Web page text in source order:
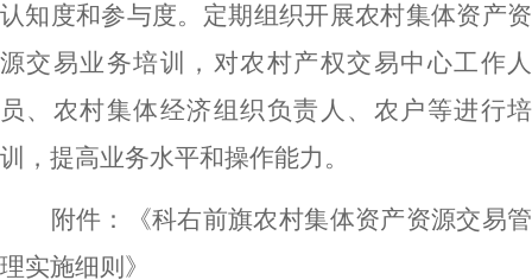
认知度和参与度。定期组织开展农村集体资产资
源交易业务培训，对农村产权交易中心工作人
员、农村集体经济组织负责人、农户等进行培
训，提高业务水平和操作能力。
附件：《科右前旗农村集体资产资源交易管
理实施细则》